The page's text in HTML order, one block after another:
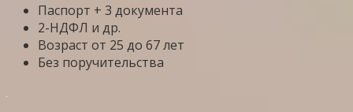
Паспорт + 3 документа
2-НДФЛ и др.
Возраст от 25 до 67 лет
Без поручительства